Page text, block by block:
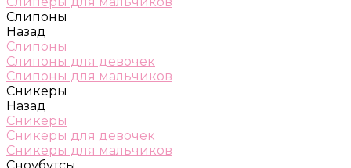
Слипоны
Назад
Слипоны
Слипоны для девочек
Слипоны для мальчиков
Сникеры
Назад
Сникеры
Сникеры для девочек
Сникеры для мальчиков